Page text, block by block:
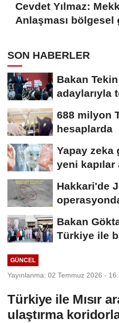
Cevdet Yılmaz:
Anlaşması bölgesel
SON HABERLER
Bakan
adaylarıyla
688 milyon
hesaplarda
Yapay zeka
yeni kapılar
Hakkari'de
Bakan
Türkiye ile
GÜNCEL
Yayınlanma: 02 Temmuz 2026 -
Türkiye ile Mısır
ulaştırma